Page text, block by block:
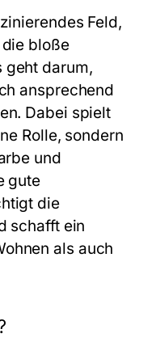
Feld,
bloße
geht darum,
ansprechend
Dabei spielt
Rolle, sondern
und
gute
die
schafft ein
als auch